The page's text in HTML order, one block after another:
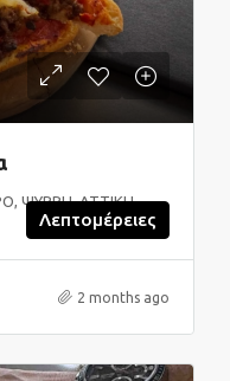
ΨΥΡΡΗ, ΑΤΤΙΚΗ
Λεπτομέρειες
2 months ago